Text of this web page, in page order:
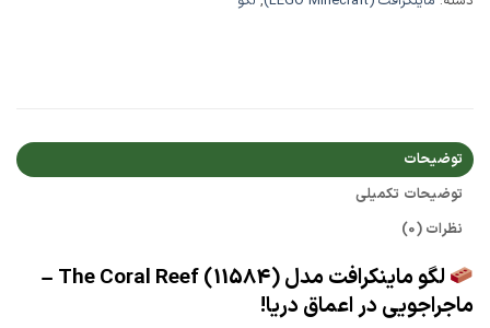
توضیحات
توضیحات تکمیلی
نظرات (0)
لگو ماینکرافت مدل The Coral Reef (11584) –
ماجراجویی در اعماق دریا!